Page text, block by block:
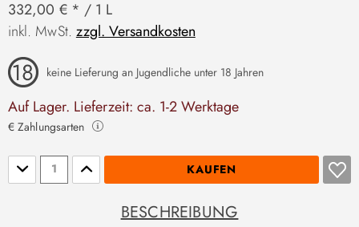
332,00 € * / 1 L
inkl. MwSt. zzgl. Versandkosten
keine Lieferung an Jugendliche unter 18 Jahren
Auf Lager. Lieferzeit: ca. 1-2 Werktage
€ Zahlungsarten
Stückzahl KAUFEN
BESCHREIBUNG